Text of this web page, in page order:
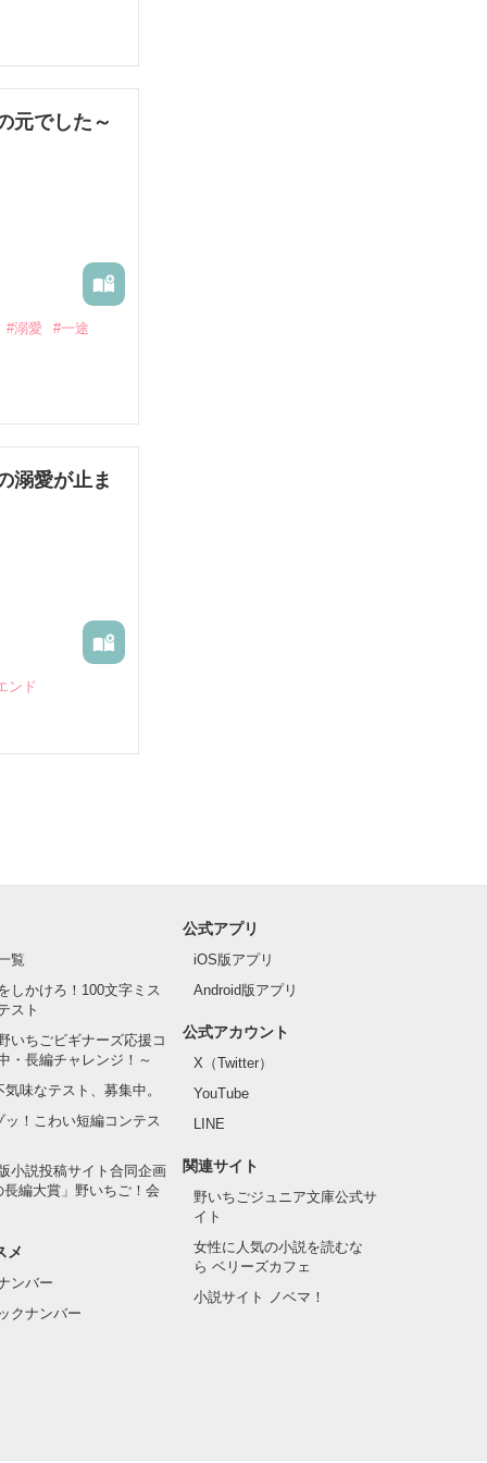
元でした～
#溺愛 #一途
溺愛が止ま
ンド
声が響く。
ステファンだ
ランソワーズ
覧
しかけろ！100文字ミス
スト
いちごビギナーズ応援コ
・長編チャレンジ！～
味なテスト、募集中。
ッ！こわい短編コンテス
小説投稿サイト合同企画
長編大賞」野いちご！会
メ
ンバー
クナンバー
公式アプリ
iOS版アプリ
Android版アプリ
公式アカウント
X（Twitter）
YouTube
LINE
関連サイト
野いちごジュニア文庫公式サ
イト
女性に人気の小説を読むな
ら ベリーズカフェ
小説サイト ノベマ！